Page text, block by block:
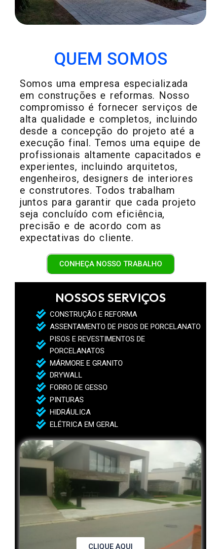
QUEM SOMOS
Somos uma empresa especializada
em construções e reformas. Nosso
compromisso é fornecer serviços de
alta qualidade e completos, incluindo
desde a concepção do projeto até a
execução final. Temos uma equipe de
profissionais altamente capacitados e
experientes, incluindo arquitetos,
engenheiros, designers de interiores
e construtores. Todos trabalham
juntos para garantir que cada projeto
seja concluído com eficiência,
precisão e de acordo com as
expectativas do cliente.
CONHEÇA NOSSO TRABALHO
NOSSOS SERVIÇOS
CONSTRUÇÃO E REFORMA
ASSENTAMENTO DE PISOS DE PORCELANATO
PISOS E REVESTIMENTOS DE
PORCELANATOS
MÁRMORE E GRANITO
DRYWALL
FORRO DE GESSO
PINTURAS
HIDRÁULICA
ELÉTRICA EM GERAL
CLIQUE AQUI